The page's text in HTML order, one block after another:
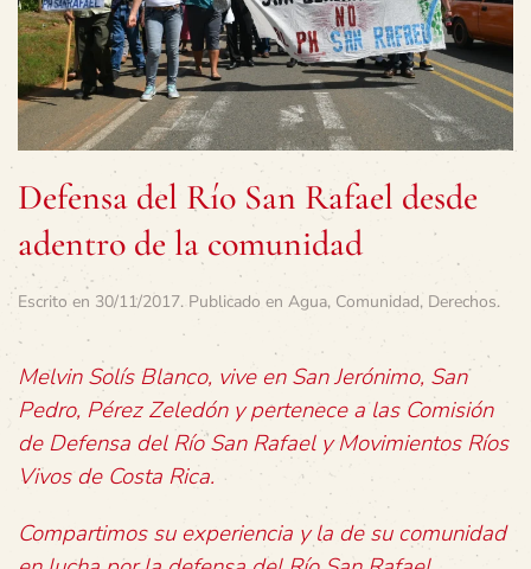
Defensa del Río San Rafael desde
adentro de la comunidad
Escrito en 30/11/2017. Publicado en Agua, Comunidad, Derechos.
Melvin Solís Blanco, vive en San Jerónimo, San
Pedro, Pérez Zeledón y pertenece a las Comisión
de Defensa del Río San Rafael y Movimientos Ríos
Vivos de Costa Rica.
Compartimos su experiencia y la de su comunidad